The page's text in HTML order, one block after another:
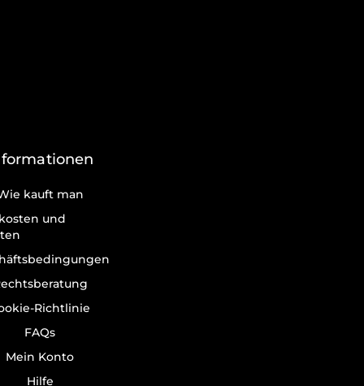
kauft man
und
Richtlinie
FAQs
Mein Konto
Hilfe